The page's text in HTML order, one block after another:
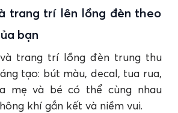
trang trí lên lồng đèn theo
bạn
trang trí lồng đèn trung thu
tạo: bút màu, decal, tua rua,
mẹ và bé có thể cùng nhau
khí gắn kết và niềm vui.